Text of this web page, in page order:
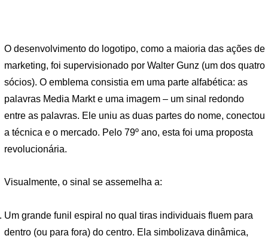
O desenvolvimento do logotipo, como a maioria das ações de
marketing, foi supervisionado por Walter Gunz (um dos quatro
sócios). O emblema consistia em uma parte alfabética: as
palavras Media Markt e uma imagem – um sinal redondo
entre as palavras. Ele uniu as duas partes do nome, conectou
a técnica e o mercado. Pelo 79º ano, esta foi uma proposta
revolucionária.
Visualmente, o sinal se assemelha a:
Um grande funil espiral no qual tiras individuais fluem para
dentro (ou para fora) do centro. Ela simbolizava dinâmica,